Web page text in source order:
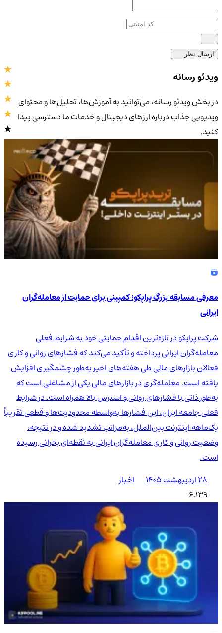
ارسال نظر
4.9/5
ویدئو رسانه
در بخش ویدئو رسانه، می‌توانید به آموزش‌ها، تحلیل‌ها و محتوای
ویدیویی جذاب درباره ارزهای دیجیتال و خدمات ما دسترسی پیدا
کنید.
معرفی مسابقه بزرگ پراپکو؛ کمپینی برای حمایت از معامله‌گران
ایرانی
شرکت پراپکو در تازه‌ترین اقدام حمایتی خود به شرایط فعلی
معامله‌گران ایرانی پرداخته و تأکید می‌کند که فشارهای روانی و کاری
فعالان بازارهای مالی طی هفته‌های اخیر به‌طور چشمگیری افزایش
یافته است. معامله‌گری در بازارهای مالی یکی از مشاغلی است که
به‌طور ذاتی با فشارهای روانی و استرس بالا همراه است. در شرایط
فعلی جامعه ایران، این فشارها به‌واسطه محدودیت‌ها و قطعی تقریباً
یک‌ماهه اینترنت بین‌الملل، به‌مراتب تشدید شده و در نتیجه،
وضعیت روانی و کاری معامله‌گران ایرانی به نقطه‌ای بحرانی رسیده
است.
۲۸ اردیبهشت ۱۴۰۵
اخبار
6,139